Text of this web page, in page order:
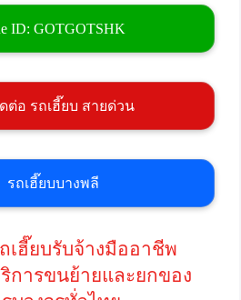
ID: GOTGOTSHK
ต่อ รถเฮี๊ยบ สายด่วน
รถเฮี๊ยบบางพลี
เฮี๊ยบรับจ้างมืออาชีพ
การขนย้ายและยกของ